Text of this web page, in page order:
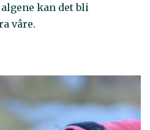
kan det bli
våre.